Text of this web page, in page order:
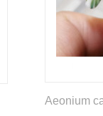
Aeonium